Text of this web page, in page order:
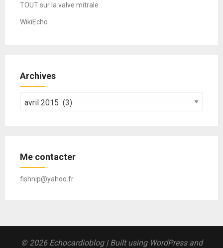
TOUT sur la valve mitrale
WikiEcho
Archives
Me contacter
fishnip@yahoo.fr
© 2026 Echocardioblog | Built using WordPress and